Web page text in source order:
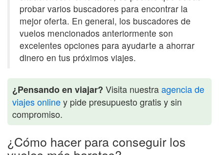
probar varios buscadores para encontrar la
mejor oferta. En general, los buscadores de
vuelos mencionados anteriormente son
excelentes opciones para ayudarte a ahorrar
dinero en tus próximos viajes.
¿Pensando en viajar? Visita nuestraagencia de
viajes onliney pide presupuesto gratis y sin
compromiso.
¿Cómo hacer para conseguir los